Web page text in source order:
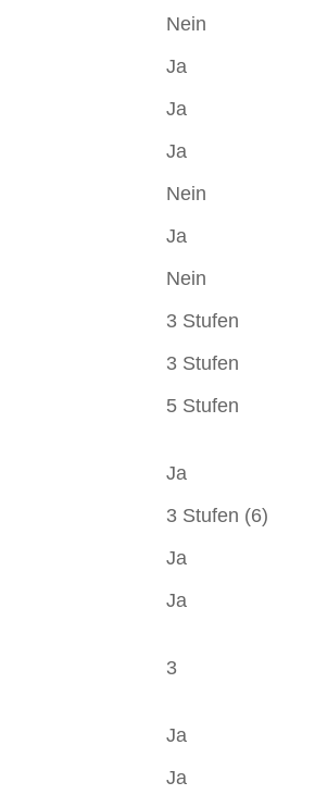
Nein
Ja
Ja
Ja
Nein
Ja
Nein
3 Stufen
3 Stufen
5 Stufen
Ja
3 Stufen (6)
Ja
Ja
3
Ja
Ja